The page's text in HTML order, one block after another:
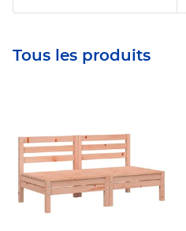
Tous les produits